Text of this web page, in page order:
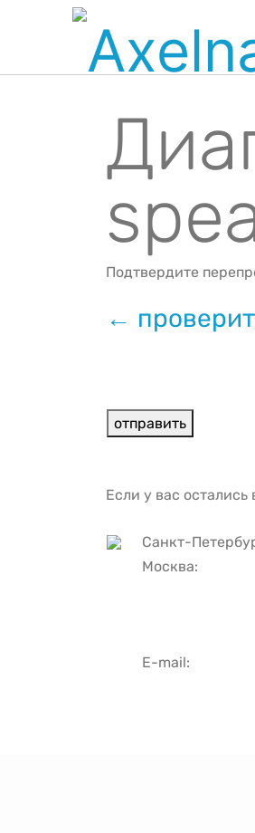
Подтвердите
←
Если у вас
Санкт-
Москва:
E-mail: